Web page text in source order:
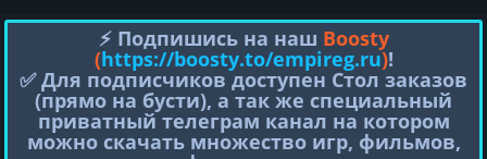
⚡️ Подпишись на наш Boosty
(https://boosty.to/empireg.ru)!
✅ Для подписчиков доступен Стол заказов
(прямо на бусти), а так же специальный
приватный телеграм канал на котором
можно скачать множество игр, фильмов,